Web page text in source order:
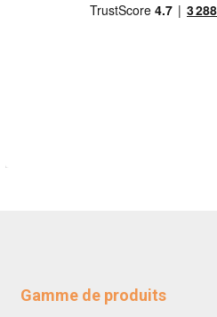
Gamme de produits